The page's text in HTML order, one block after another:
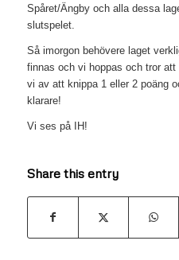
Spåret/Ängby och alla dessa
slutspelet.
Så imorgon behövere laget
finnas och vi hoppas och tror
vi av att knippa 1 eller 2 poäng
klarare!
Vi ses på IH!
Share this entry